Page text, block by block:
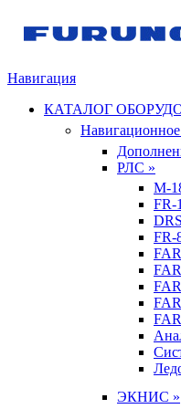
Навигация
КАТАЛОГ
РЛС »
M-
FR-
FR-
ЭКНИС »